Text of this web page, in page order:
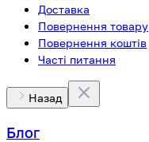
Доставка
Повернення товару
Повернення коштів
Часті питання
Назад
Блог